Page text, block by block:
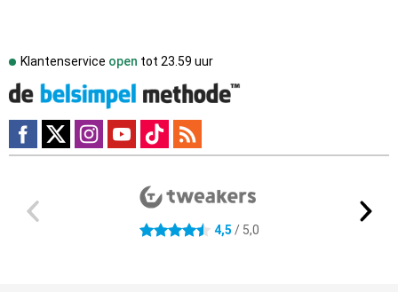
Klantenservice open tot 23.59 uur
4.5 sterren 4,5 / 5,0